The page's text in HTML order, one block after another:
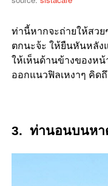
ท่านี้หากจะถ่ายให้สวย
ตกนะจ้ะ ให้ยืนหันหลัง
ให้เห็นด้านข้างของห
ออกแนวฟิลเหงาๆ คิด
3. ท่านอนบนหา